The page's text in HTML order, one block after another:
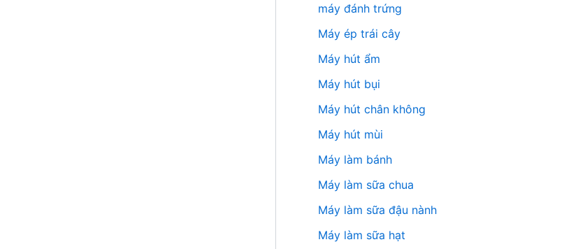
máy đánh trứng
Máy ép trái cây
Máy hút ẩm
Máy hút bụi
Máy hút chân không
Máy hút mùi
Máy làm bánh
Máy làm sữa chua
Máy làm sữa đậu nành
Máy làm sữa hạt